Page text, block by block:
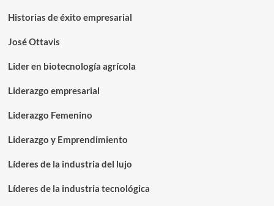
Historias de éxito empresarial
José Ottavis
Lider en biotecnología agrícola
Liderazgo empresarial
Liderazgo Femenino
Liderazgo y Emprendimiento
Líderes de la industria del lujo
Líderes de la industria tecnológica